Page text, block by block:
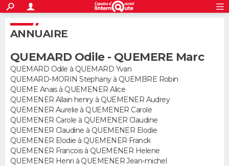
ACTUALITÉS
Politique
Société
Faits Divers
Education
Monde
Villes
+
SPORT
Coupe du monde 2026
Football
Tennis
Cyclisme
Rugby
Forum
CULTURE
Programme TV
TNTStreaming
Cinéma
Sorties cinéma
Musique
+
FINANCE
Retraite
Impôts
Epargne
Immobilier
Risques naturels par ville
Banque
Assurance
Crédit
AUTO
Essais
Réserver un essai
Citadines
Berlines
SUV
Forum auto
+
HIGH-TECH
Mobiles
Meilleur smartphone
Internet
Ordinateurs
Jeux vidéo
Guide high-tech
+
BRICOLAGE
S'inscrire
Connexion
ANNUAIRE
QUEMARD Odile - QUEMERE Marc
QUEMARD Odile à QUEMARD Yvan
QUEMARD-MORIN Stephany à QUEMBRE Robin
QUEME Anais à QUEMENER Alice
QUEMENER Allain henry à QUEMENER Audrey
QUEMENER Aurelie à QUEMENER Carole
QUEMENER Carole à QUEMENER Claudine
QUEMENER Claudine à QUEMENER Elodie
QUEMENER Elodie à QUEMENER Franck
QUEMENER Francois à QUEMENER Helene
QUEMENER Henri à QUEMENER Jean-michel